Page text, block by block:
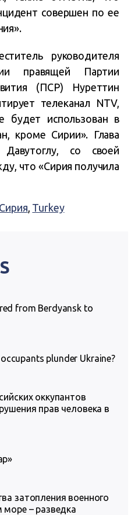
совершен по ее
руководителя
правящей Партии
(ПСР) Нуреттин
телеканал NTV,
будет использован в
кроме Сирии». Глава
со своей
что «Сирия получила
Сирия, Turkey
from Berdyansk to
plunder Ukraine?
оккупантов
прав человека в
затопления военного
– разведка